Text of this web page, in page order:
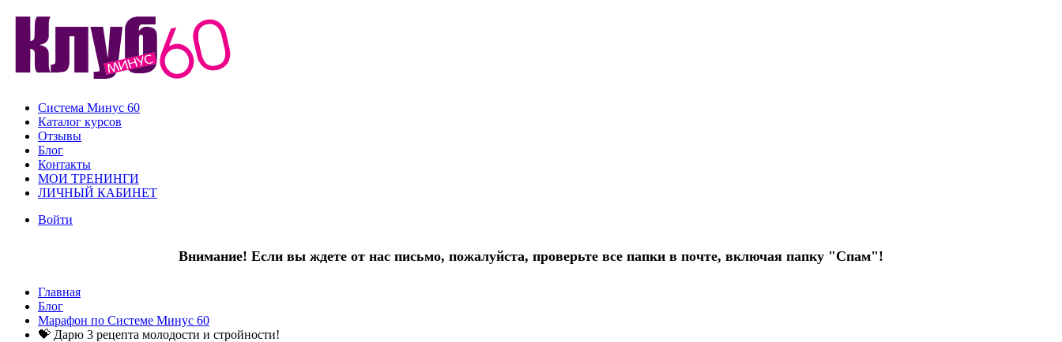
Система Минус 60
Каталог курсов
Отзывы
Блог
Контакты
МОИ ТРЕНИНГИ
ЛИЧНЫЙ КАБИНЕТ
Войти
Внимание! Если вы ждете от нас письмо, пожалуйста, проверьте все папки в почте, включая папку "Спам"!
Главная
Блог
Марафон по Системе Минус 60
💝 Дарю 3 рецепта молодости и стройности!